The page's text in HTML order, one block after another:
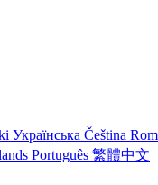
Українська Čeština
Português 繁體中文